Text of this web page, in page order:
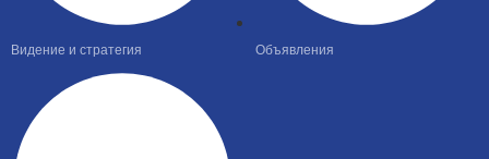
Видение и стратегия Объявления